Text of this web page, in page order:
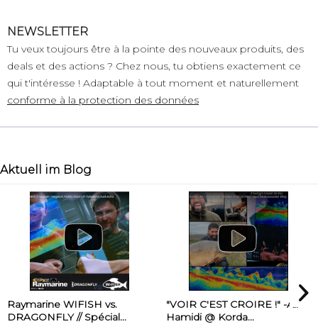
NEWSLETTER
Tu veux toujours être à la pointe des nouveaux produits, des
deals et des actions ? Chez nous, tu obtiens exactement ce
qui t'intéresse ! Adaptable à tout moment et naturellement
conforme à la protection des données
Aktuell im Blog
"VOIR C'EST CROIRE !" -Ali
Hamidi @ Korda...
Henk Suylen Proline -
Baitspirals